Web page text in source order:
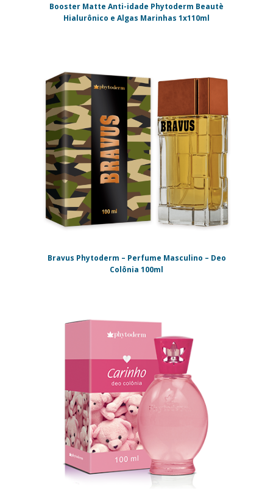
Booster Matte Anti-idade Phytoderm Beautè
Hialurônico e Algas Marinhas 1x110ml
Bravus Phytoderm – Perfume Masculino – Deo
Colônia 100ml